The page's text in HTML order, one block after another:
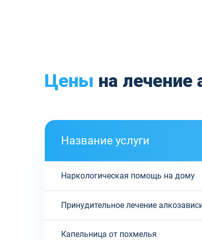
Цены на лечение
Название услуги
Наркологическая помощь на дому
Принудительное лечение
Капельница от похмелья